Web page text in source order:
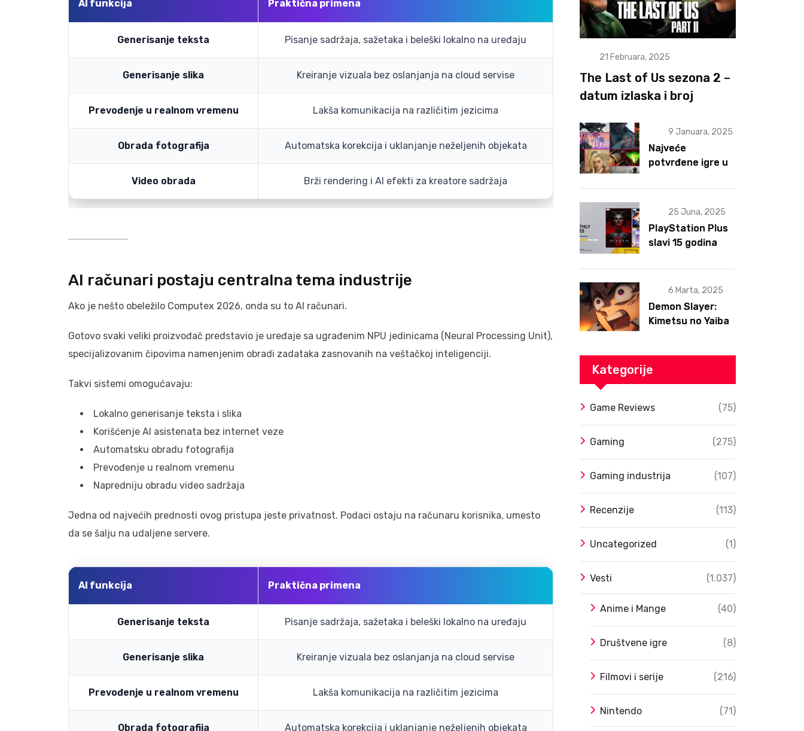
AI funkcija Praktična primena
Generisanje teksta Pisanje sadržaja, sažetaka i beleški lokalno na uređaju
Generisanje slika Kreiranje vizuala bez oslanjanja na cloud servise
Prevođenje u realnom vremenu Lakša komunikacija na različitim jezicima
Obrada fotografija Automatska korekcija i uklanjanje neželjenih objekata
Video obrada Brži rendering i AI efekti za kreatore sadržaja
AI računari postaju centralna tema industrije
Ako je nešto obeležilo Computex 2026, onda su to AI računari.
Gotovo svaki veliki proizvođač predstavio je uređaje sa ugrađenim NPU jedinicama (Neural Processing Unit),
specijalizovanim čipovima namenjenim obradi zadataka zasnovanih na veštačkoj inteligenciji.
Takvi sistemi omogućavaju:
Lokalno generisanje teksta i slika
Korišćenje AI asistenata bez internet veze
Automatsku obradu fotografija
Prevođenje u realnom vremenu
Napredniju obradu video sadržaja
Jedna od najvećih prednosti ovog pristupa jeste privatnost. Podaci ostaju na računaru korisnika, umesto
da se šalju na udaljene servere.
AI funkcija Praktična primena
Generisanje teksta Pisanje sadržaja, sažetaka i beleški lokalno na uređaju
Generisanje slika Kreiranje vizuala bez oslanjanja na cloud servise
Prevođenje u realnom vremenu Lakša komunikacija na različitim jezicima
Obrada fotografija Automatska korekcija i uklanjanje neželjenih objekata
21 Februara, 2025
The Last of Us sezona 2 –
datum izlaska i broj
9 Januara, 2025
Najveće
potvrđene igre u
25 Juna, 2025
PlayStation Plus
slavi 15 godina
6 Marta, 2025
Demon Slayer:
Kimetsu no Yaiba
Kategorije
Game Reviews (75)
Gaming (275)
Gaming industrija (107)
Recenzije (113)
Uncategorized (1)
Vesti (1.037)
Anime i Mange (40)
Društvene igre (8)
Filmovi i serije (216)
Nintendo (71)